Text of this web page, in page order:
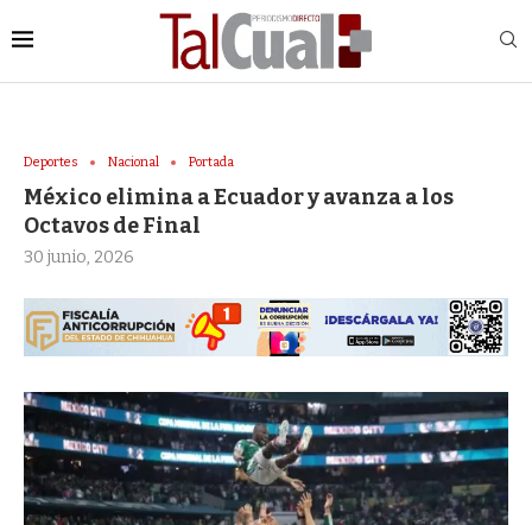
Deportes Nacional Portada
México elimina a Ecuador y avanza a los
Octavos de Final
30 junio, 2026